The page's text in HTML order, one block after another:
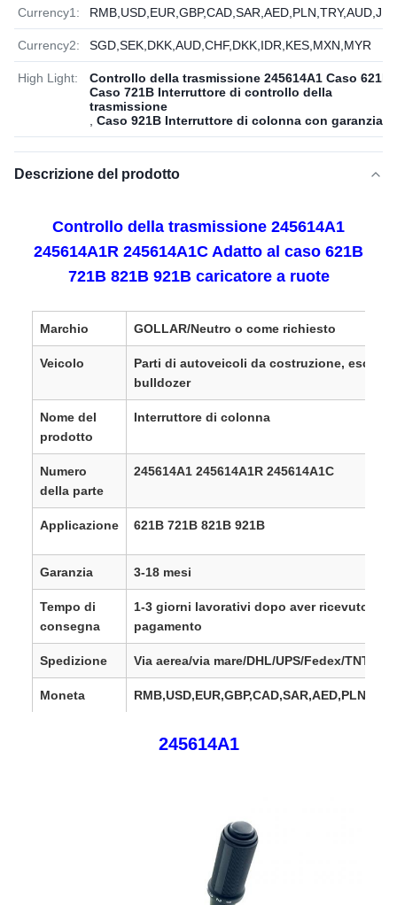
Currency1: RMB,USD,EUR,GBP,CAD,SAR,AED,PLN,TRY,AUD,JPY
Currency2: SGD,SEK,DKK,AUD,CHF,DKK,IDR,KES,MXN,MYR
High Light: Controllo della trasmissione 245614A1 Caso 621B
Caso 721B Interruttore di controllo della
trasmissione
Caso 921B Interruttore di colonna con garanzia
Descrizione del prodotto
Controllo della trasmissione 245614A1
245614A1R 245614A1C Adatto al caso 621B
721B 821B 921B caricatore a ruote
Marchio GOLLAR/Neutro o come richiesto
Veicolo
Parti di autoveicoli da costruzione,
bulldozer
Nome del
prodotto
Interruttore di colonna
Numero
della parte
245614A1 245614A1R 245614A1C
Applicazione 621B 721B 821B 921B
Garanzia 3-18 mesi
Tempo di
consegna
1-3 giorni lavorativi dopo aver ricevuto il
pagamento
Spedizione Via aerea/via mare/DHL/UPS/Fedex/TNT/
Moneta
MXN, MYR
245614A1